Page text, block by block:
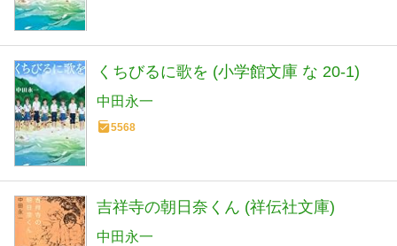
くちびるに歌を (小学館文庫 な 20-1)
中田永一
5568
吉祥寺の朝日奈くん (祥伝社文庫)
中田永一